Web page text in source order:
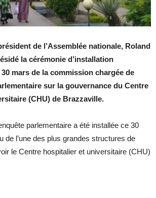
de l’Assemblée nationale, Roland
la cérémonie d’installation
mars de la commission chargée de
sur la gouvernance du Centre
(CHU) de Brazzaville.
parlementaire a été installée ce 30
de l’une des plus grandes structures de
le Centre hospitalier et universitaire (CHU)